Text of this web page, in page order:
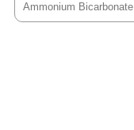
Ammonium Bicarbonate